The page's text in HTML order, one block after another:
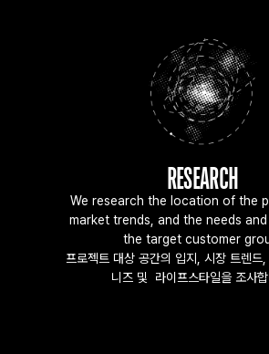
RESEARCH
We research the location of the
market trends, and the needs
the target customer
프로젝트 대상 공간의 입지, 시장 트렌드,
니즈 및  라이프스타일을 조사